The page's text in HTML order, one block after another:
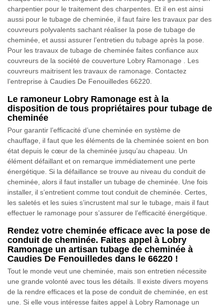
charpentier pour le traitement des charpentes. Et il en est ainsi
aussi pour le tubage de cheminée, il faut faire les travaux par des
couvreurs polyvalents sachant réaliser la pose de tubage de
cheminée, et aussi assurer l’entretien du tubage après la pose.
Pour les travaux de tubage de cheminée faites confiance aux
couvreurs de la société de couverture Lobry Ramonage . Les
couvreurs maitrisent les travaux de ramonage. Contactez
l’entreprise à Caudies De Fenouilledes 66220.
Le ramoneur Lobry Ramonage est à la
disposition de tous propriétaires pour tubage de
cheminée
Pour garantir l’efficacité d’une cheminée en système de
chauffage, il faut que les éléments de la cheminée soient en bon
état depuis le cœur de la cheminée jusqu’au chapeau. Un
élément défaillant et on remarque immédiatement une perte
énergétique. Si la défaillance se trouve au niveau du conduit de
cheminée, alors il faut installer un tubage de cheminée. Une fois
installer, il s’entretient comme tout conduit de cheminée. Certes,
les saletés et les suies s’incrustent mal sur le tubage, mais il faut
effectuer le ramonage pour s’assurer de l’efficacité énergétique.
Rendez votre cheminée efficace avec la pose de
conduit de cheminée. Faites appel à Lobry
Ramonage un artisan tubage de cheminée à
Caudies De Fenouilledes dans le 66220 !
Tout le monde veut une cheminée, mais son entretien nécessite
une grande volonté avec tous les détails. Il existe divers moyens
de la rendre efficaces et la pose de conduit de cheminée, en est
une. Si elle vous intéresse faites appel à Lobry Ramonage un